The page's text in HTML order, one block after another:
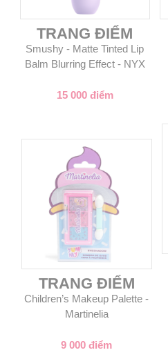
TRANG ĐIỂM
Smushy - Matte Tinted Lip
Balm Blurring Effect - NYX
15 000 điểm
TRANG ĐIỂM
Children’s Makeup Palette -
Martinelia
9 000 điểm